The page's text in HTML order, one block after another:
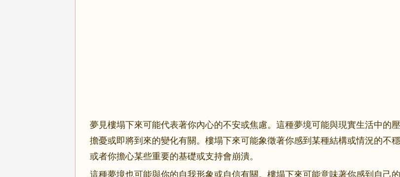
夢見樓塌下來可能代表著你內心的不安或焦慮。這種夢境可能與現實生活中的壓
擔憂或即將到來的變化有關。樓塌下來可能象徵著你感到某種結構或情況的不穩
或者你擔心某些重要的基礎或支持會崩潰。
這種夢境也可能與你的自我形象或自信有關。樓塌下來可能意味著你感到自己